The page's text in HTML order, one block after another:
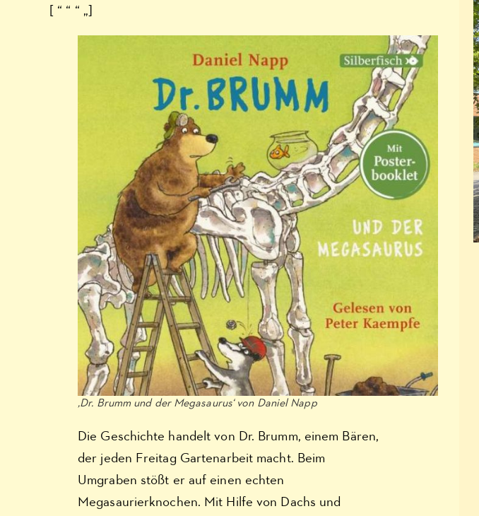
[ “ “ “ „]
‚Dr. Brumm und der Megasaurus‘ von Daniel Napp
Die Geschichte handelt von Dr. Brumm, einem Bären,
der jeden Freitag Gartenarbeit macht. Beim
Umgraben stößt er auf einen echten
Megasaurierknochen. Mit Hilfe von Dachs und